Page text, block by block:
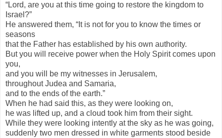
“Lord, are you at this time going to restore the kingdom to
Israel?”
He answered them, “It is not for you to know the times or
seasons
that the Father has established by his own authority.
But you will receive power when the Holy Spirit comes upon
you,
and you will be my witnesses in Jerusalem,
throughout Judea and Samaria,
and to the ends of the earth.”
When he had said this, as they were looking on,
he was lifted up, and a cloud took him from their sight.
While they were looking intently at the sky as he was going,
suddenly two men dressed in white garments stood beside